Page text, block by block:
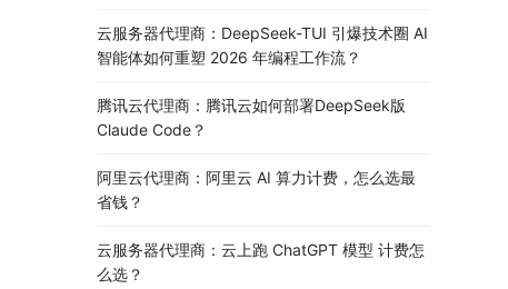
云服务器代理商：DeepSeek-TUI 引爆技术圈 AI
智能体如何重塑 2026 年编程工作流？
腾讯云代理商：腾讯云如何部署DeepSeek版
Claude Code？
阿里云代理商：阿里云 AI 算力计费，怎么选最
省钱？
云服务器代理商：云上跑 ChatGPT 模型 计费怎
么选？